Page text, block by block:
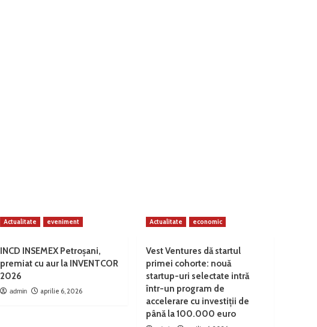
Actualitate eveniment
INCD INSEMEX Petroșani,
premiat cu aur la INVENTCOR
2026
admin aprilie 6, 2026
Actualitate economic
Vest Ventures dă startul
primei cohorte: nouă
startup-uri selectate intră
într-un program de
accelerare cu investiții de
până la 100.000 euro